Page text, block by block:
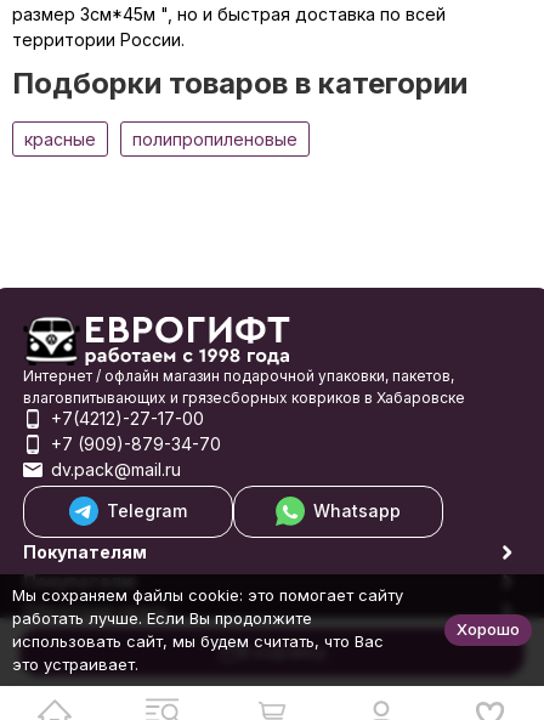
В корзину
размер 3см*45м ", но и быстрая доставка по всей
территории России.
Подборки товаров в категории
красные полипропиленовые
Интернет / офлайн магазин подарочной упаковки, пакетов,
влаговпитывающих и грязесборных ковриков в Хабаровске
+7(4212)-27-17-00
+7 (909)-879-34-70
dv.pack@mail.ru
Telegram
Whatsapp
Покупателям
Покупателю
Обратная связь
© 1998-2026 Еврогифт
Мы сохраняем файлы cookie: это помогает сайту
работать лучше. Если Вы продолжите
использовать сайт, мы будем считать, что Вас
это устраивает.
Хорошо